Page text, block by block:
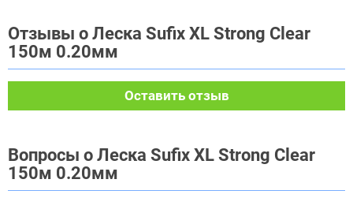
Отзывы о Леска Sufix XL Strong Clear
150м 0.20мм
Оставить отзыв
Вопросы о Леска Sufix XL Strong Clear
150м 0.20мм